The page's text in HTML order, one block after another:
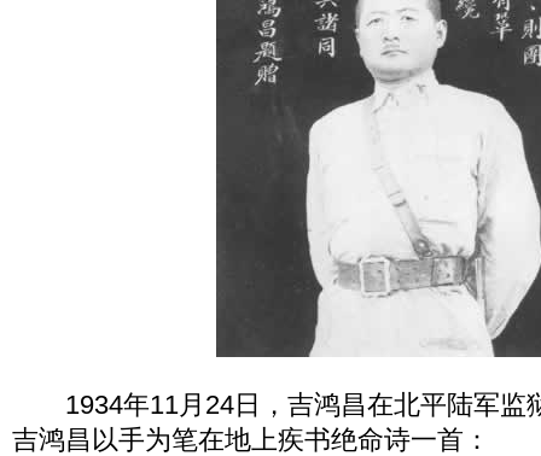
1934年11月24日，吉鸿昌在北平陆军监
吉鸿昌以手为笔在地上疾书绝命诗一首：